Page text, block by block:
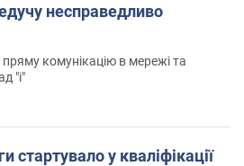
несправедливо
комунікацію в мережі та
"і"
стартувало у кваліфікації